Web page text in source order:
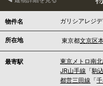
物件名 ガリシアレジ
所在地 東京都文京区
最寄駅 東京メトロ南
JR山手線 「駒
都営三田線 「